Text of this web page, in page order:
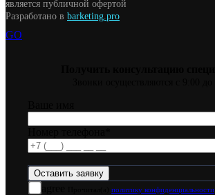
является публичной офертой
Разработано в barketing.pro
GO
политику конфиденциальности